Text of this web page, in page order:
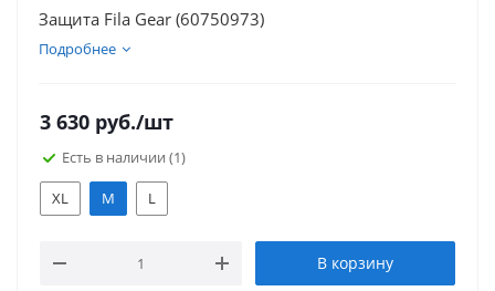
Защита Fila Gear (60750973)
Подробнее
3 630 руб./шт
Есть в наличии (1)
XL M L
В корзину